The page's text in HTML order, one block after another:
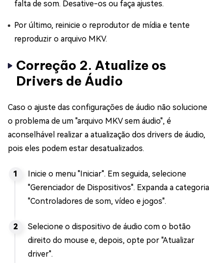
falta de som. Desative-os ou faça ajustes.
Por último, reinicie o reprodutor de mídia e tente
reproduzir o arquivo MKV.
Correção 2. Atualize os
Drivers de Áudio
Caso o ajuste das configurações de áudio não solucione
o problema de um "arquivo MKV sem áudio", é
aconselhável realizar a atualização dos drivers de áudio,
pois eles podem estar desatualizados.
Inicie o menu "Iniciar". Em seguida, selecione
"Gerenciador de Dispositivos". Expanda a categoria
"Controladores de som, vídeo e jogos".
Selecione o dispositivo de áudio com o botão
direito do mouse e, depois, opte por "Atualizar
driver".